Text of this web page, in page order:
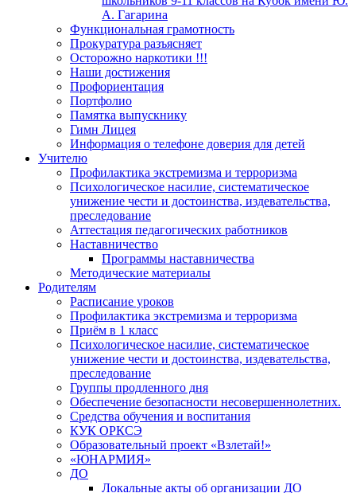
А. Гагарина
Функциональная грамотность
Прокуратура разъясняет
Осторожно наркотики !!!
Наши достижения
Профориентация
Портфолио
Памятка выпускнику
Гимн Лицея
Информация о телефоне доверия для детей
Учителю
Профилактика экстремизма и терроризма
Психологическое насилие, систематическое
унижение чести и достоинства, издевательства,
преследование
Аттестация педагогических работников
Наставничество
Программы наставничества
Методические материалы
Родителям
Расписание уроков
Профилактика экстремизма и терроризма
Приём в 1 класс
Психологическое насилие, систематическое
унижение чести и достоинства, издевательства,
преследование
Группы продленного дня
Обеспечение безопасности несовершеннолетних.
Средства обучения и воспитания
КУК ОРКСЭ
Образовательный проект «Взлетай!»
«ЮНАРМИЯ»
ДО
Локальные акты об организации ДО